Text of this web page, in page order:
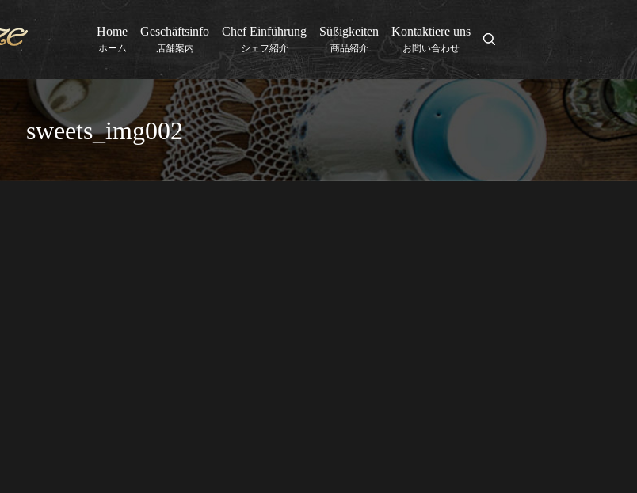
Home
ホーム
Geschäftsinfo
店舗案内
Chef Einführung
シェフ紹介
Süßigkeiten
商品紹介
Kontaktiere uns
お問い合わせ
search
sweets_img002